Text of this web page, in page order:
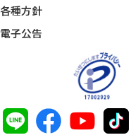
各種方針
電子公告